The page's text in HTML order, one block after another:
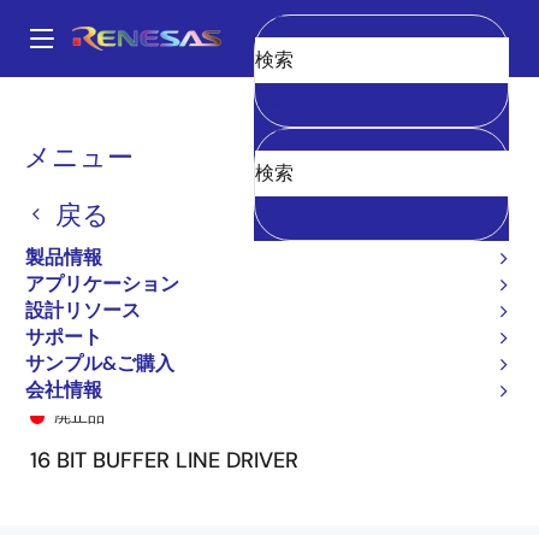
ン
Main
navigation
メニュー
戻る
製品情報
アプリケーション
設計リソース
サポート
サンプル&ご購入
会社情報
消去
パ
く
ず
74ALVCH16240 74ALVCH16240PV8
74ALVCH16240PV8
廃止品
16 BIT BUFFER LINE DRIVER